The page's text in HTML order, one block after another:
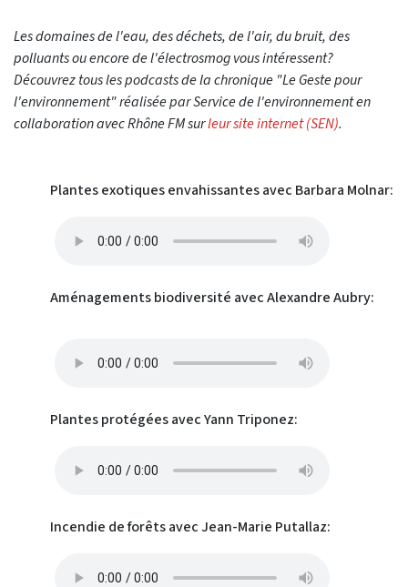
Les domaines de l'eau, des déchets, de l'air, du bruit, des
polluants ou encore de l'électrosmog vous intéressent?
Découvrez tous les podcasts de la chronique "Le Geste pour
l'environnement" réalisée par Service de l'environnement en
collaboration avec Rhône FM surleur site internet (SEN).
Plantes exotiques envahissantes avec Barbara Molnar:
Aménagements biodiversité avec Alexandre Aubry:
Plantes protégées avec Yann Triponez:
Incendie de forêts avec Jean-Marie Putallaz: